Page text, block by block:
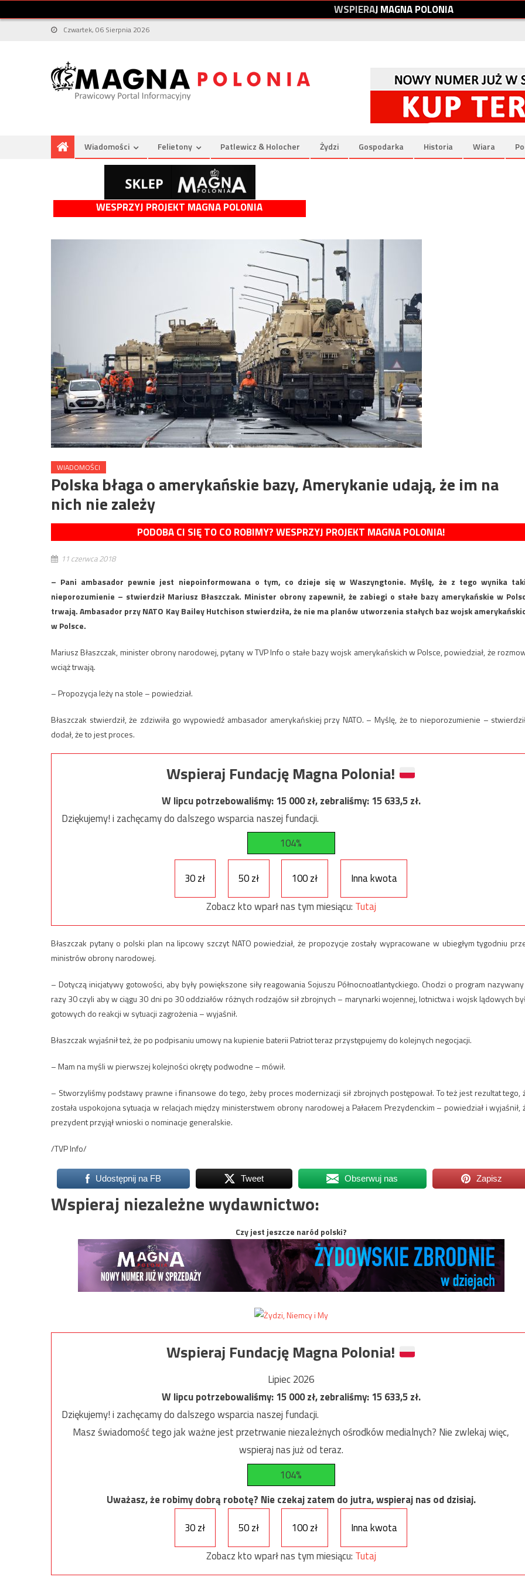
WSPIERAJMAGNAPOLONIA
Czwartek, 06 Sierpnia 2026
Wiadomości Felietony Patlewicz & Holocher Żydzi Gospodarka Historia Wiara
WESPRZYJ PROJEKT MAGNA POLONIA
WIADOMOŚCI
Polska błaga o amerykańskie bazy, Amerykanie udają, że im na
nich nie zależy
PODOBA CI SIĘ TO CO ROBIMY? WESPRZYJ PROJEKT MAGNA POLONIA!
11 czerwca 2018
– Pani ambasador pewnie jest niepoinformowana o tym, co dzieje się w Waszyngtonie. Myślę, że z tego wynika
nieporozumienie – stwierdził Mariusz Błaszczak. Minister obrony zapewnił, że zabiegi o stałe bazy amerykańskie w
trwają. Ambasador przy NATO Kay Bailey Hutchison stwierdziła, że nie ma planów utworzenia stałych baz wojsk
w Polsce.
Mariusz Błaszczak, minister obrony narodowej, pytany w TVP Info o stałe bazy wojsk amerykańskich w Polsce, powiedział, że
wciąż trwają.
– Propozycja leży na stole – powiedział.
Błaszczak stwierdził, że zdziwiła go wypowiedź ambasador amerykańskiej przy NATO. – Myślę, że to nieporozumienie –
dodał, że to jest proces.
Wspieraj Fundację Magna Polonia!
W lipcu potrzebowaliśmy:15 000zł, zebraliśmy:15 633,5zł.
Dziękujemy! i zachęcamy do dalszego wsparcia naszej fundacji.
104%
30 zł 50 zł 100 zł
Inna kwota
Zobacz kto wparł nas tym miesiącu: Tutaj
Błaszczak pytany o polski plan na lipcowy szczyt NATO powiedział, że propozycje zostały wypracowane w ubiegłym tygodniu
ministrów obrony narodowej.
– Dotyczą inicjatywy gotowości, aby były powiększone siły reagowania Sojuszu Północnoatlantyckiego. Chodzi o program
razy 30 czyli aby w ciągu 30 dni po 30 oddziałów różnych rodzajów sił zbrojnych – marynarki wojennej, lotnictwa i wojsk lądowych
gotowych do reakcji w sytuacji zagrożenia – wyjaśnił.
Błaszczak wyjaśnił też, że po podpisaniu umowy na kupienie baterii Patriot teraz przystępujemy do kolejnych negocjacji.
– Mam na myśli w pierwszej kolejności okręty podwodne – mówił.
– Stworzyliśmy podstawy prawne i finansowe do tego, żeby proces modernizacji sił zbrojnych postępował. To też jest rezultat tego,
została uspokojona sytuacja w relacjach między ministerstwem obrony narodowej a Pałacem Prezydenckim – powiedział i wyjaśnił,
prezydent przyjął wnioski o nominacje generalskie.
/TVP Info/
Udostępnij na FB Tweet Obserwuj nas Zapisz
Wspieraj niezależne wydawnictwo:
Czy jest jeszcze naród polski?
Wspieraj Fundację Magna Polonia!
Lipiec 2026
W lipcu potrzebowaliśmy:15 000zł, zebraliśmy:15 633,5zł.
Dziękujemy! i zachęcamy do dalszego wsparcia naszej fundacji.
Masz świadomość tego jak ważne jest przetrwanie niezależnych ośrodków medialnych? Nie zwlekaj więc,
wspieraj nas już od teraz.
104%
Uważasz, że robimy dobrą robotę? Nie czekaj zatem do jutra, wspieraj nas od dzisiaj.
30 zł
50 zł 100 zł
Inna kwota
Zobacz kto wparł nas tym miesiącu: Tutaj